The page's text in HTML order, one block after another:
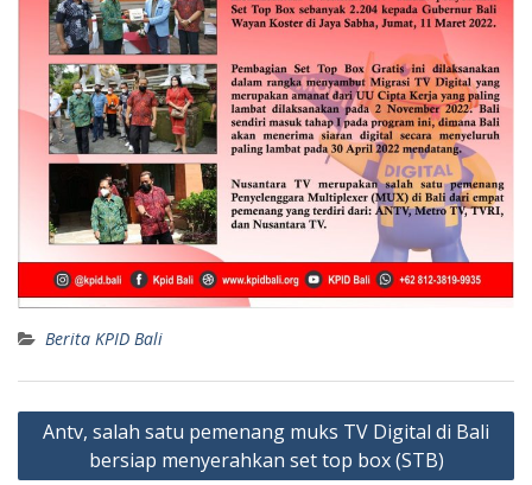
Berita KPID Bali
Post
navigation
Antv, salah satu pemenang muks TV Digital di Bali
bersiap menyerahkan set top box (STB)